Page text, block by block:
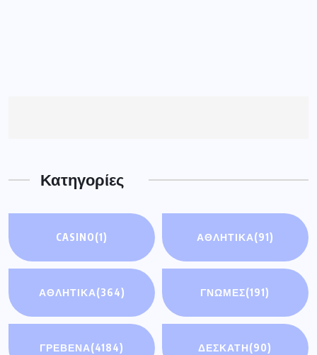
Κατηγορίες
CASINO(1) ΑΘΛΗΤΙΚΆ(91)
ΑΘΛΗΤΙΚΑ(364) ΓΝΩΜΕΣ(191)
ΓΡΕΒΕΝΑ(4184) ΔΕΣΚΑΤΗ(90)